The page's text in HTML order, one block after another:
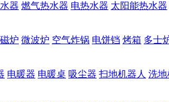
器 燃气热水器 电热水器 太阳能热水器
炉 微波炉 空气炸锅 电饼铛 烤箱 多士
电暖器 电暖桌 吸尘器 扫地机器人 洗地